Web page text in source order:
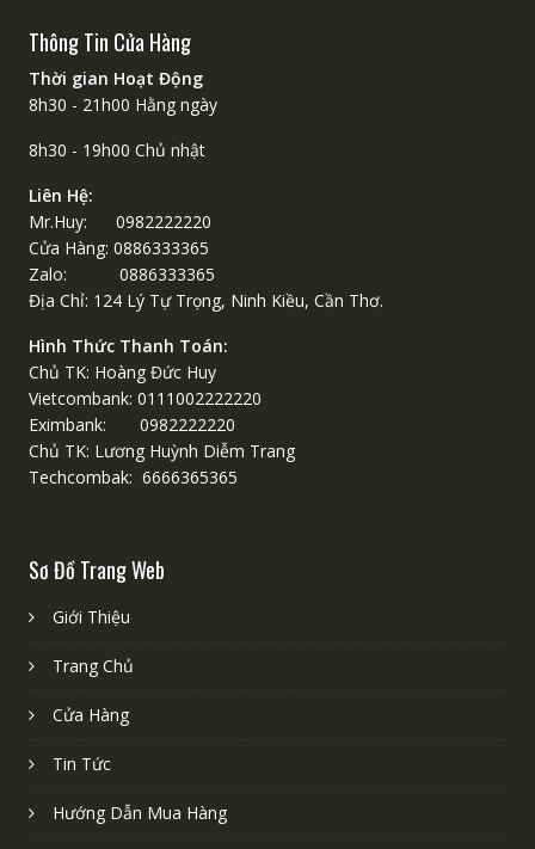
Thông Tin Cửa Hàng
Thời gian Hoạt Động
8h30 - 21h00 Hằng ngày
8h30 - 19h00 Chủ nhật
Liên Hệ:
Mr.Huy: 0982222220
Cửa Hàng: 0886333365
Zalo: 0886333365
Địa Chỉ: 124 Lý Tự Trọng, Ninh Kiều, Cần Thơ.
Hình Thức Thanh Toán:
Chủ TK: Hoàng Đức Huy
Vietcombank: 0111002222220
Eximbank: 0982222220
Chủ TK: Lương Huỳnh Diễm Trang
Techcombak: 6666365365
Sơ Đồ Trang Web
Giới Thiệu
Trang Chủ
Cửa Hàng
Tin Tức
Hướng Dẫn Mua Hàng